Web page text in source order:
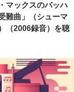
マックスのバッハ
難曲」（シューマ
（2006録音）を聴